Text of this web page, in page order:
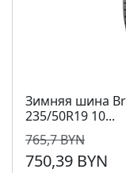
Зимняя шина
235/50R19 10...
765,7 BYN
750,39 BYN